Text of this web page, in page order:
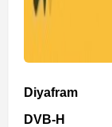
Diyafram
DVB-H